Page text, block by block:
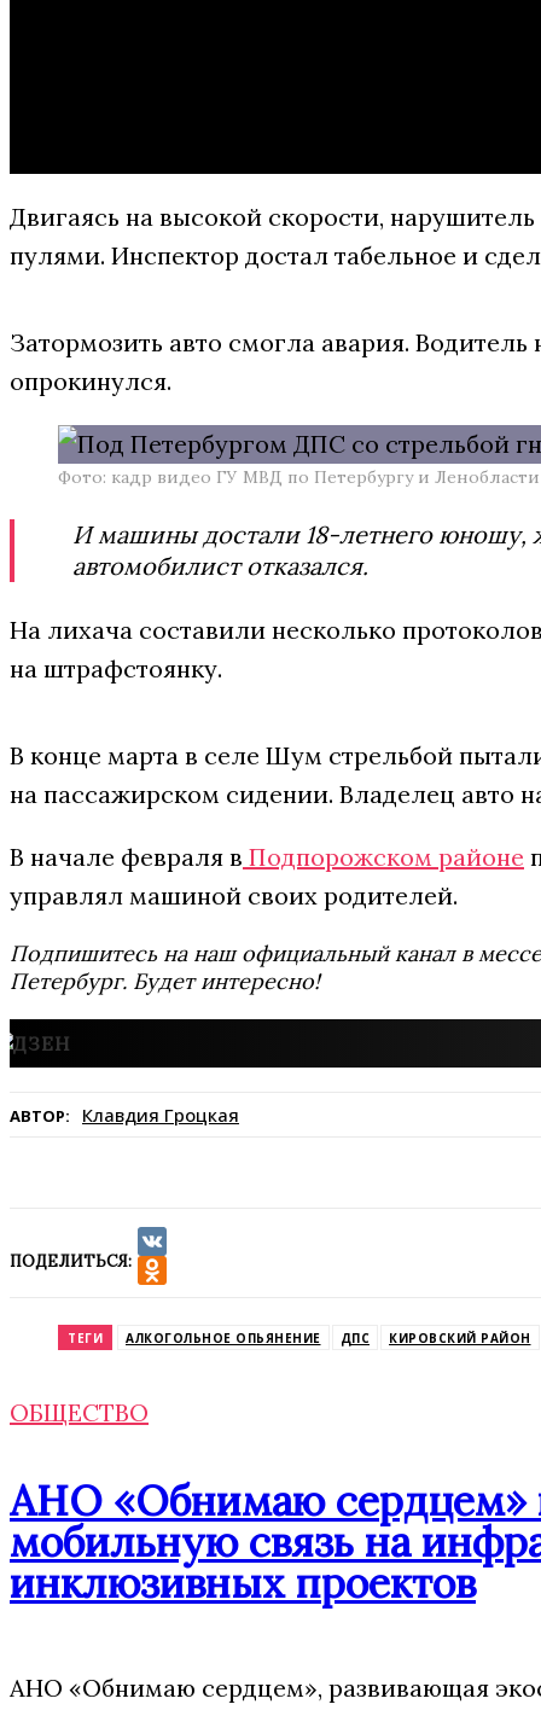
Двигаясь на высокой скорости,
пулями. Инспектор достал табельное и
Затормозить авто смогла авария.
опрокинулся.
Фото: кадр видео ГУ МВД по Петербургу и Ленобласти
И машины достали 18-летнего юношу,
автомобилист отказался.
На лихача составили несколько
на штрафстоянку.
В конце марта в селе Шум стрельбой
на пассажирском сидении. Владелец авто
В начале февраля в Подпорожском районе
управлял машиной своих родителей.
Подпишитесь на наш официальный канал в
Петербург. Будет интересно!
АВТОР: Клавдия Гроцкая
ПОДЕЛИТЬСЯ:
VK
ТЕГИ АЛКОГОЛЬНОЕ ОПЬЯНЕНИЕ ДПС КИРОВСКИЙ РАЙОН
ОБЩЕСТВО
АНО «Обнимаю сердцем»
мобильную связь на
инклюзивных проектов
АНО «Обнимаю сердцем», развивающая